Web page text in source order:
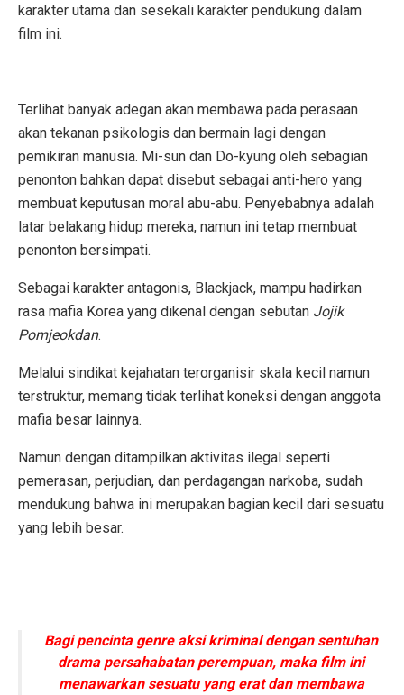
karakter utama dan sesekali karakter pendukung dalam
film ini.
Terlihat banyak adegan akan membawa pada perasaan
akan tekanan psikologis dan bermain lagi dengan
pemikiran manusia. Mi-sun dan Do-kyung oleh sebagian
penonton bahkan dapat disebut sebagai anti-hero yang
membuat keputusan moral abu-abu. Penyebabnya adalah
latar belakang hidup mereka, namun ini tetap membuat
penonton bersimpati.
Sebagai karakter antagonis, Blackjack, mampu hadirkan
rasa mafia Korea yang dikenal dengan sebutan Jojik
Pomjeokdan.
Melalui sindikat kejahatan terorganisir skala kecil namun
terstruktur, memang tidak terlihat koneksi dengan anggota
mafia besar lainnya.
Namun dengan ditampilkan aktivitas ilegal seperti
pemerasan, perjudian, dan perdagangan narkoba, sudah
mendukung bahwa ini merupakan bagian kecil dari sesuatu
yang lebih besar.
Bagi pencinta genre aksi kriminal dengan sentuhan
drama persahabatan perempuan, maka film ini
menawarkan sesuatu yang erat dan membawa